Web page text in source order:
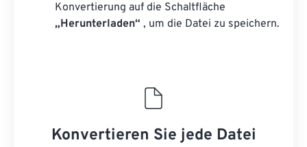
Konvertierung auf die Schaltfläche
„Herunterladen“ , um die Datei zu speichern.
Konvertieren Sie jede Datei